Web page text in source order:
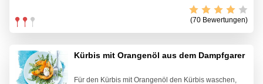
(70 Bewertungen)
Kürbis mit Orangenöl aus dem Dampfgarer
Für den Kürbis mit Orangenöl den Kürbis waschen,